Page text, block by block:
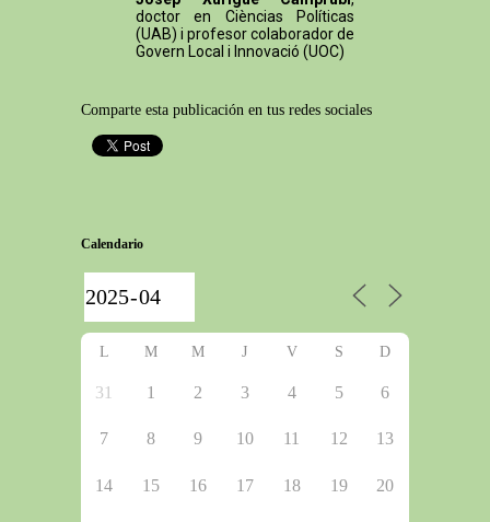
doctor en Cièncias Políticas
(UAB) i profesor colaborador de
Govern Local i Innovació (UOC)
Comparte esta publicación en tus redes sociales
Calendario
L M M J V S D
31 1 2 3 4 5 6
7 8 9 10 11 12 13
14 15 16 17 18 19 20